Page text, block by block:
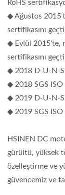
RoHS
◆ Ağustos
sertifikasını
◆ Eylül 2015'te,
sertifikasını
◆ 2018 D-U-N-S
◆ 2018 SGS ISO
◆ 2019 D-U-N-S
◆ 2019 SGS ISO
HSINEN DC
gürültü, yüksek
özelleştirme ve
güvencemiz ve